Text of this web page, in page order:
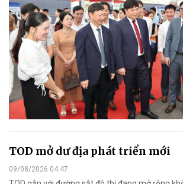
TOD mở dư địa phát triển mới
09/08/2026 04:47